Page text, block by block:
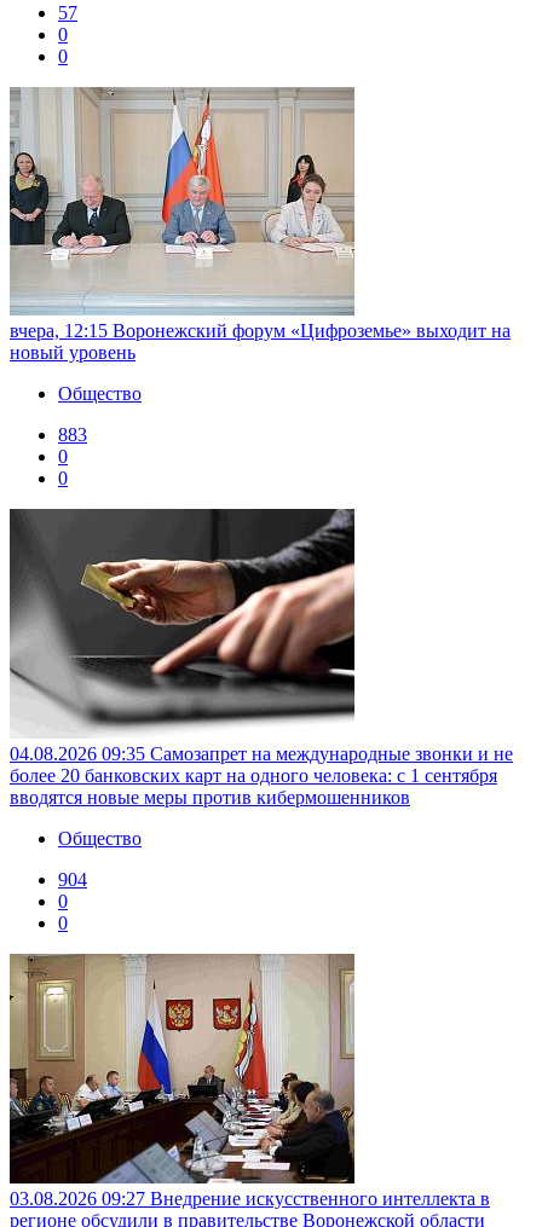
57
0
0
вчера, 12:15 Воронежский форум «Цифроземье» выходит на
новый уровень
Общество
883
0
0
04.08.2026 09:35 Самозапрет на международные звонки и не
более 20 банковских карт на одного человека: с 1 сентября
вводятся новые меры против кибермошенников
Общество
904
0
0
03.08.2026 09:27 Внедрение искусственного интеллекта в
регионе обсудили в правительстве Воронежской области